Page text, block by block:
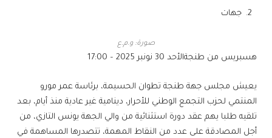
جهات
صورة: و.م.ع
هسبريس من طنجةالأحد 30 نونبر 2025 – 17:00
يعيش مجلس جهة طنجة تطوان الحسيمة، برئاسة عمر مورو
المنتمي لحزب التجمع الوطني للأحرار، دينامية غير عادية منذ أيام، بعد
تلقيه طلبا يهم عقد دورة استثنائية من والي الجهة يونس التازي، من
أجل المصادقة على عدد من النقاط المهمة، تتصدرها المساهمة في